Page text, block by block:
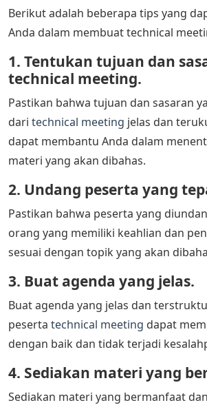
Berikut adalah beberapa tips yang
Anda dalam membuat technical
1. Tentukan tujuan dan
technical meeting.
Pastikan bahwa tujuan dan sasaran
dari technical meeting jelas dan
dapat membantu Anda dalam
materi yang akan dibahas.
2. Undang peserta yang
Pastikan bahwa peserta yang
orang yang memiliki keahlian dan
sesuai dengan topik yang akan
3. Buat agenda yang jelas.
Buat agenda yang jelas dan
peserta technical meeting dapat
dengan baik dan tidak terjadi
4. Sediakan materi yang
Sediakan materi yang bermanfaat